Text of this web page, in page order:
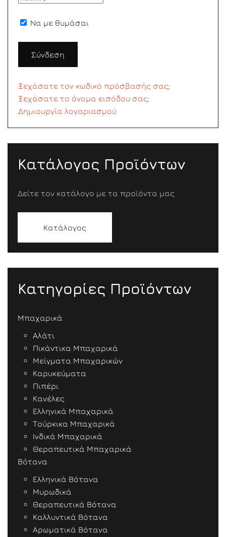
Να με θυμάσαι
Σύνδεση
Ξεχάσατε τον κωδικό πρόσβασής σας;
Ξεχάσατε το όνομα εισόδου σας;
Δημιουργία λογαριασμού
Κατάλογος Προϊόντων
Δείτε τον κατάλογο με τα προϊόντα μας
Κατάλογος
Κατηγορίες Προϊόντων
Μπαχαρικά
Αλάτι
Πικάντικα Μπαχαρικά
Μείγματα Μπαχαρικών
Καρυκεύματα
Πιπέρι
Κανέλες
Ελληνικά Μπαχαρικά
Τούρκικα Μπαχαρικά
Ινδικά Μπαχαρικά
Θεραπευτικά Μπαχαρικά
Βότανα
Ελληνικά Βότανα
Μυρωδικά
Θεραπευτικά Βότανα
Καλλυντικά Βότανα
Αρωματικά Βότανα